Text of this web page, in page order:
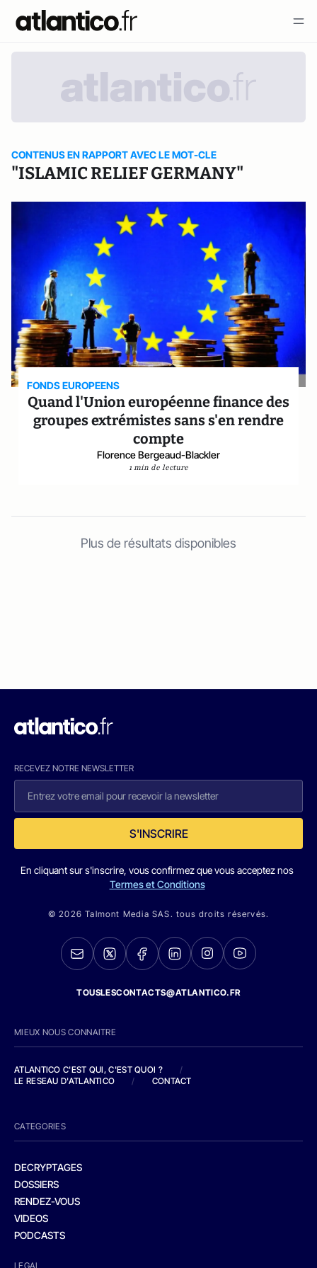
CONTENUS EN RAPPORT AVEC LE MOT-CLE
"ISLAMIC RELIEF GERMANY"
FONDS EUROPEENS
Quand l'Union européenne finance des
groupes extrémistes sans s'en rendre
compte
Florence Bergeaud-Blackler
1 min de lecture
Plus de résultats disponibles
RECEVEZ NOTRE NEWSLETTER
S'INSCRIRE
En cliquant sur s'inscrire, vous confirmez que vous acceptez nos
Termes et Conditions
© 2026 Talmont Media SAS. tous droits réservés.
TOUSLESCONTACTS@ATLANTICO.FR
MIEUX NOUS CONNAITRE
ATLANTICO C'EST QUI, C'EST QUOI ?
/
LE RESEAU D'ATLANTICO
/ CONTACT
CATEGORIES
DECRYPTAGES
DOSSIERS
RENDEZ-VOUS
VIDEOS
PODCASTS
LEGAL